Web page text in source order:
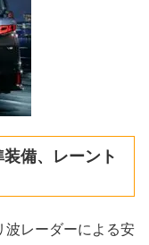
備、レーント
波レーダーによる安